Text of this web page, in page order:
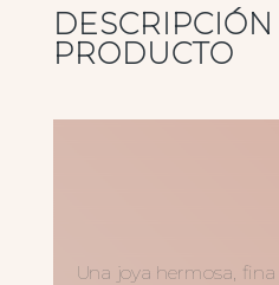
PRODUCTO
Una joya hermosa,